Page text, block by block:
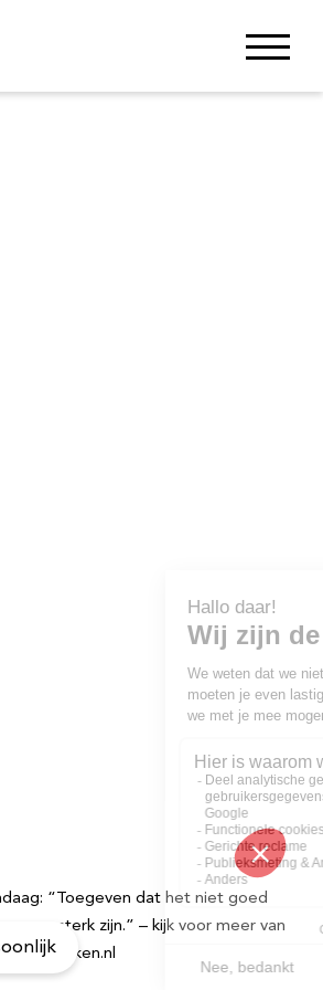
“Toegeven dat het niet goed
van sterk zijn.” – kijk voor meer van
Omdenken.nl